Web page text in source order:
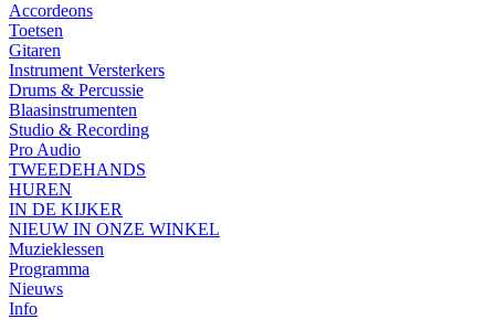
Accordeons
Toetsen
Gitaren
Instrument Versterkers
Drums & Percussie
Blaasinstrumenten
Studio & Recording
Pro Audio
TWEEDEHANDS
HUREN
IN DE KIJKER
NIEUW IN ONZE WINKEL
Muzieklessen
Programma
Nieuws
Info